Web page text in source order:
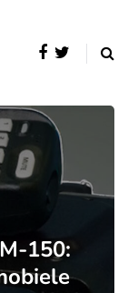
150: